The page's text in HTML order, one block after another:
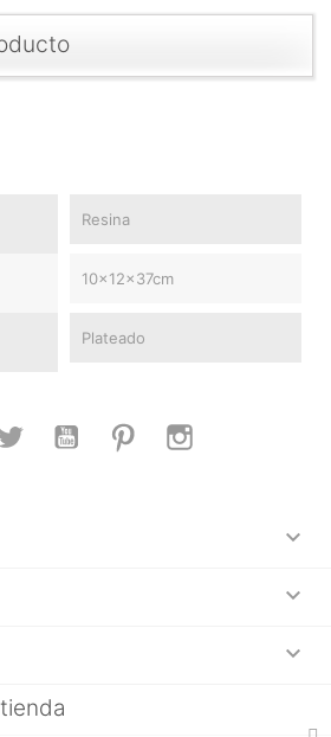
Resina
10x12x37cm
Plateado
Twitter YouTube Pinterest


